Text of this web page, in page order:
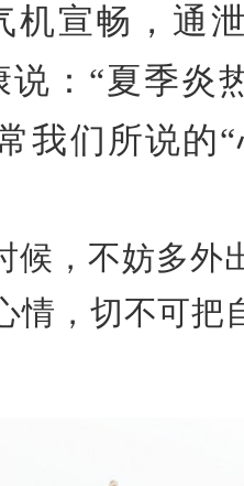
机宣畅，通
：“夏季炎
我们所说的
候，不妨多外
情，切不可把